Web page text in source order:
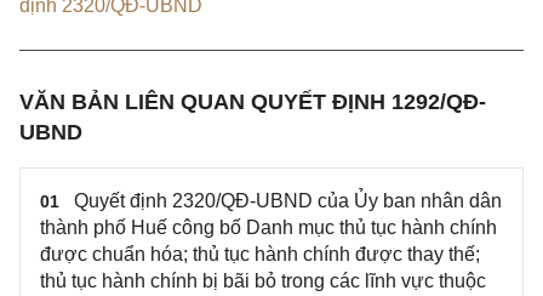
định 2320/QĐ-UBND
VĂN BẢN LIÊN QUAN QUYẾT ĐỊNH 1292/QĐ-
UBND
01
Quyết định 2320/QĐ-UBND của Ủy ban nhân dân
thành phố Huế công bố Danh mục thủ tục hành chính
được chuẩn hóa; thủ tục hành chính được thay thế;
thủ tục hành chính bị bãi bỏ trong các lĩnh vực thuộc